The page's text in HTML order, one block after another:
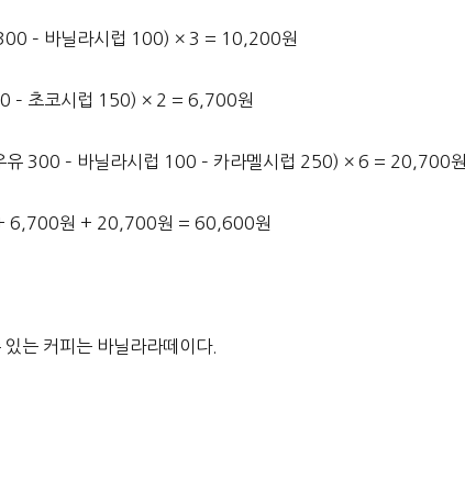
– 바닐라시럽 100) × 3 = 10,200원
– 초코시럽 150) × 2 = 6,700원
300 – 바닐라시럽 100 – 카라멜시럽 250) × 6 = 20,700원
6,700원 + 20,700원 = 60,600원
는 커피는 바닐라라떼이다.